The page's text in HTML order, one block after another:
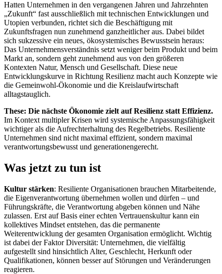
Hatten Unternehmen in den vergangenen Jahren und Jahrzehnten
„Zukunft“ fast ausschließlich mit technischen Entwicklungen und
Utopien verbunden, richtet sich die Beschäftigung mit
Zukunftsfragen nun zunehmend ganzheitlicher aus. Dabei bildet
sich sukzessive ein neues, ökosystemisches Bewusstsein heraus:
Das Unternehmensverständnis setzt weniger beim Produkt und beim
Markt an, sondern geht zunehmend aus von den größeren
Kontexten Natur, Mensch und Gesellschaft. Diese neue
Entwicklungskurve in Richtung Resilienz macht auch Konzepte wie
die Gemeinwohl-Ökonomie und die Kreislaufwirtschaft
alltagstauglich.
These: Die nächste Ökonomie zielt auf Resilienz statt Effizienz.
Im Kontext multipler Krisen wird systemische Anpassungsfähigkeit
wichtiger als die Aufrechterhaltung des Regelbetriebs. Resiliente
Unternehmen sind nicht maximal effizient, sondern maximal
verantwortungsbewusst und generationengerecht.
Was jetzt zu tun ist
Kultur stärken: Resiliente Organisationen brauchen Mitarbeitende,
die Eigenverantwortung übernehmen wollen und dürfen – und
Führungskräfte, die Verantwortung abgeben können und Nähe
zulassen. Erst auf Basis einer echten Vertrauenskultur kann ein
kollektives Mindset entstehen, das die permanente
Weiterentwicklung der gesamten Organisation ermöglicht. Wichtig
ist dabei der Faktor Diversität: Unternehmen, die vielfältig
aufgestellt sind hinsichtlich Alter, Geschlecht, Herkunft oder
Qualifikationen, können besser auf Störungen und Veränderungen
reagieren.